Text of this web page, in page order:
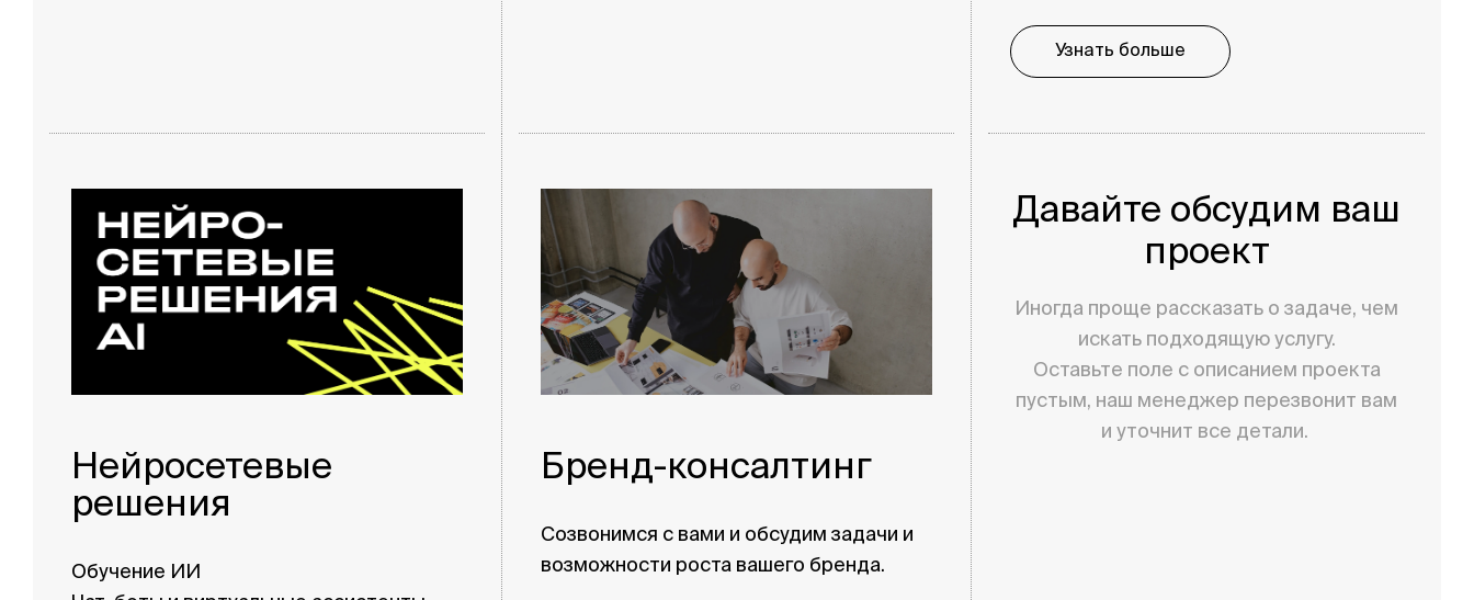
Узнать больше
Нейросетевые
решения
Обучение ИИ
Бренд-консалтинг
Созвонимся с вами и обсудим задачи и
возможности роста вашего бренда.
Давайте обсудим ваш
проект
Иногда проще рассказать о задаче, чем
искать подходящую услугу.
Оставьте поле с описанием проекта
пустым, наш менеджер перезвонит вам
и уточнит все детали.